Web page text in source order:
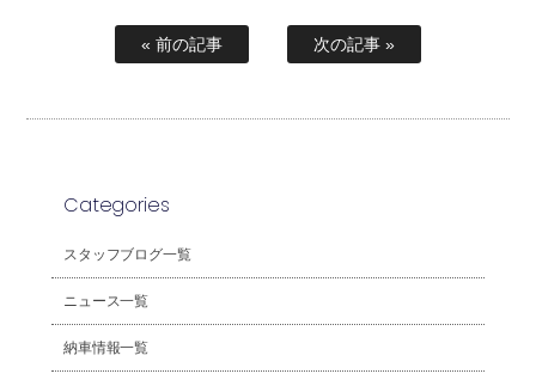
« 前の記事 次の記事 »
Categories
スタッフブログ一覧
ニュース一覧
納車情報一覧